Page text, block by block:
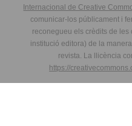
Internacional de Creative
comunicar-los públicament i
reconegueu els crèdits de les
institució editora) de la
revista. La llicència
https://